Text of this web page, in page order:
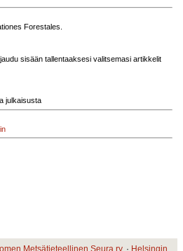
Forestales.
sisään tallentaaksesi valitsemasi artikkelit
julkaisusta
Metsätieteellinen Seura ry. · Helsingin